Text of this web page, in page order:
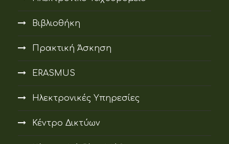
Βιβλιοθήκη
Πρακτική Άσκηση
ERASMUS
Ηλεκτρονικές Υπηρεσίες
Κέντρο Δικτύων